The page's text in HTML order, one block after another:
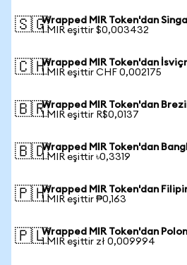
🇸🇬Wrapped MIR Token'dan
1 MIR eşittir $0,003432
🇨🇭Wrapped MIR Token'dan
1 MIR eşittir CHF 0,002175
🇧🇷Wrapped MIR Token'dan
1 MIR eşittir R$0,0137
🇧🇩Wrapped MIR Token'dan
1 MIR eşittir ৳0,3319
🇵🇭Wrapped MIR Token'dan
1 MIR eşittir ₱0,163
🇵🇱Wrapped MIR Token'dan
1 MIR eşittir zł 0,009994